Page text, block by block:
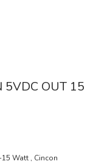
5VDC OUT 15
15 Watt , Cincon